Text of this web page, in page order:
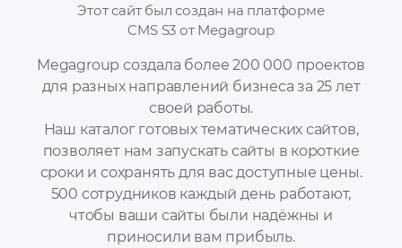
Megagroup создала более 200 000 проектов
для разных направлений бизнеса за 25 лет
своей работы.
Наш каталог готовых тематических сайтов,
позволяет нам запускать сайты в короткие
сроки и сохранять для вас доступные цены.
500 сотрудников каждый день работают,
чтобы ваши сайты были надёжны и
приносили вам прибыль.
Этот сайт был создан на платформе
CMS S3 от Megagroup